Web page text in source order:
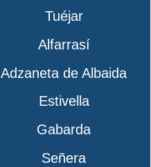
Tuéjar
Alfarrasí
Adzaneta de Albaida
Estivella
Gabarda
Señera